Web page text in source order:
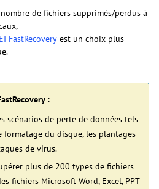
de fichiers supprimés/perdus à
FastRecovery est un choix plus
:
scénarios de perte de données tels
formatage du disque, les plantages
de virus.
plus de 200 types de fichiers
fichiers Microsoft Word, Excel, PPT